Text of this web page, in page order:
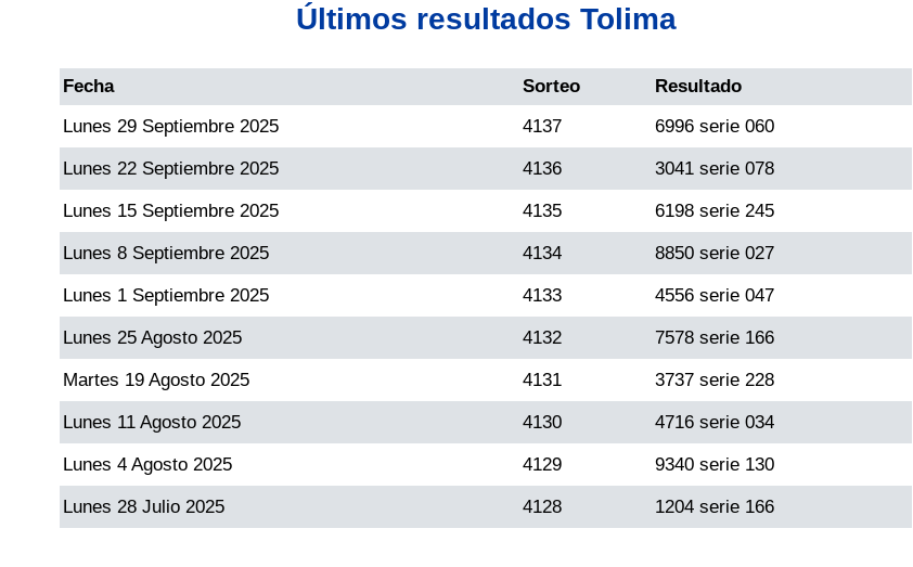
Últimos resultados Tolima
Fecha Sorteo
Resultado
Lunes 29 Septiembre 2025
4137 6996 serie 060
Lunes 22 Septiembre 2025 4136 3041 serie 078
Lunes 15 Septiembre 2025 4135 6198 serie 245
Lunes 8 Septiembre 2025 4134 8850 serie 027
Lunes 1 Septiembre 2025 4133 4556 serie 047
Lunes 25 Agosto 2025 4132 7578 serie 166
Martes 19 Agosto 2025 4131 3737 serie 228
Lunes 11 Agosto 2025 4130 4716 serie 034
Lunes 4 Agosto 2025 4129 9340 serie 130
Lunes 28 Julio 2025 4128 1204 serie 166